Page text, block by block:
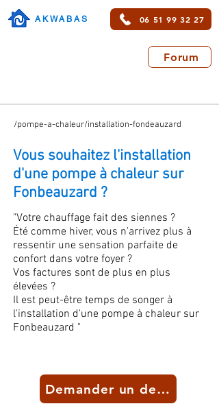
AKWABAS 06 51 99 32 27
Forum
/pompe-a-chaleur/installation-fondeauzard
Vous souhaitez l'installation
d'une pompe à chaleur sur
Fonbeauzard ?
"Votre chauffage fait des siennes ?
Été comme hiver, vous n'arrivez plus à
ressentir une sensation parfaite de
confort dans votre foyer ?
Vos factures sont de plus en plus
élevées ?
Il est peut-être temps de songer à
l'installation d'une pompe à chaleur sur
Fonbeauzard "
Demander un devis